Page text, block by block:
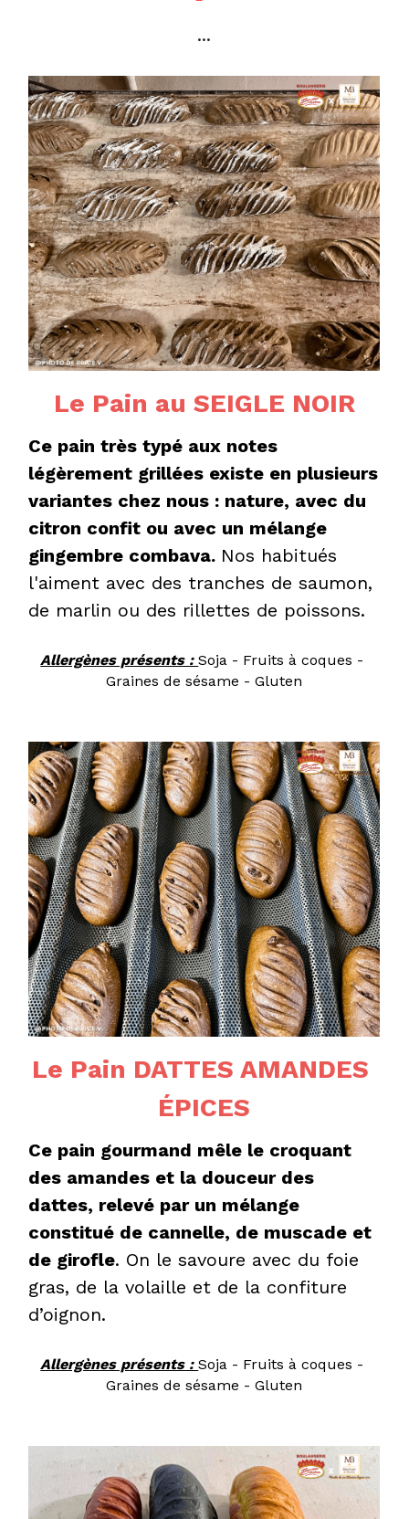
...
Le Pain au SEIGLE NOIR
Ce pain très typé aux notes
légèrement grillées existe en plusieurs
variantes chez nous : nature, avec du
citron confit ou avec un mélange
gingembre combava. Nos habitués
l'aiment avec des tranches de saumon,
de marlin ou des rillettes de poissons.
Allergènes présents : Soja - Fruits à coques -
Graines de sésame - Gluten
Le Pain DATTES AMANDES
ÉPICES
Ce pain gourmand mêle le croquant
des amandes et la douceur des
dattes, relevé par un mélange
constitué de cannelle, de muscade et
de girofle. On le savoure avec du foie
gras, de la volaille et de la confiture
d’oignon.
Allergènes présents : Soja - Fruits à coques -
Graines de sésame - Gluten